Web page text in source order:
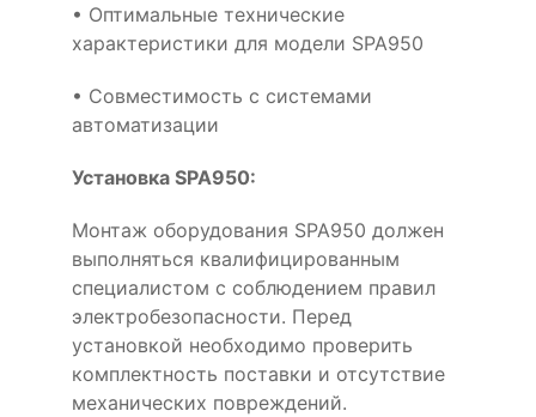
• Оптимальные технические
характеристики для модели SPA950
• Совместимость с системами
автоматизации
Установка SPA950:
Монтаж оборудования SPA950 должен
выполняться квалифицированным
специалистом с соблюдением правил
электробезопасности. Перед
установкой необходимо проверить
комплектность поставки и отсутствие
механических повреждений.